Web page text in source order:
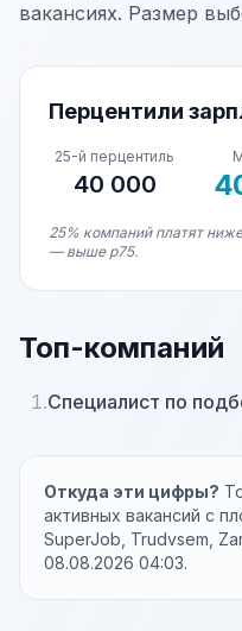
вакансиях. Размер
Перцентили
25-й перцентиль
40 000
25% компаний платят
— выше p75.
Топ-компаний
1.Специалист по
Откуда эти цифры?
активных вакансий с
SuperJob, Trudvsem,
08.08.2026 04:03.